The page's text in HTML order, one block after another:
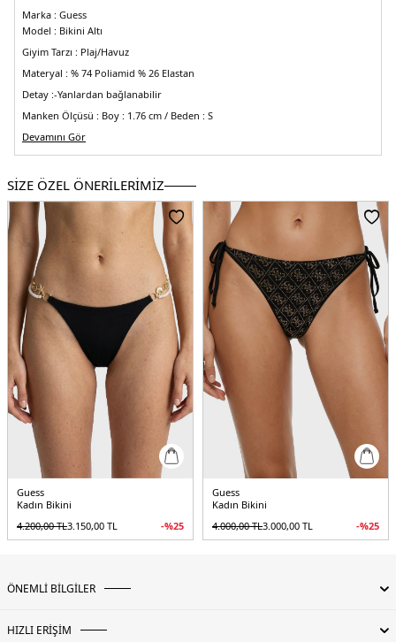
Marka : Guess
Model : Bikini Altı
Giyim Tarzı : Plaj/Havuz
Materyal : % 74 Poliamid % 26 Elastan
Detay :-Yanlardan bağlanabilir
Manken Ölçüsü : Boy : 1.76 cm / Beden : S
Üretim Yeri :
Devamını Gör
SİZE ÖZEL ÖNERİLERİMİZ
Guess
Kadın Bikini
4.200,00TL3.150,00 TL -%25
Guess
Kadın Bikini
4.000,00TL3.000,00 TL -%25
ÖNEMLİ BİLGİLER
HIZLI ERİŞİM